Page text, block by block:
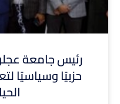
رئيس جامعة
حزبيًا وسياسيًا